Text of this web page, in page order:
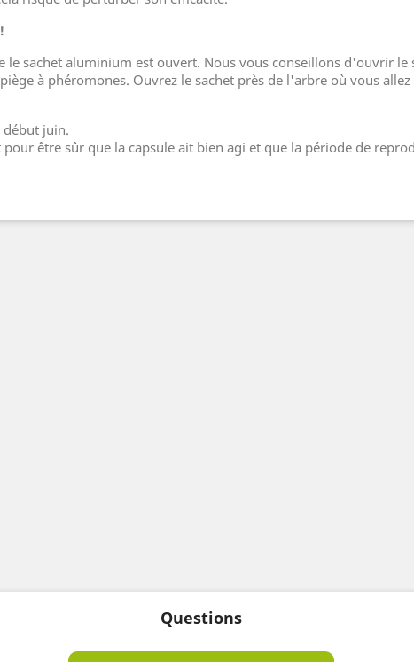
le sachet aluminium est ouvert. Nous vous conseillons d'ouvrir
à phéromones. Ouvrez le sachet près de l'arbre où vous
juin.
être sûr que la capsule ait bien agi et que la période de
Questions